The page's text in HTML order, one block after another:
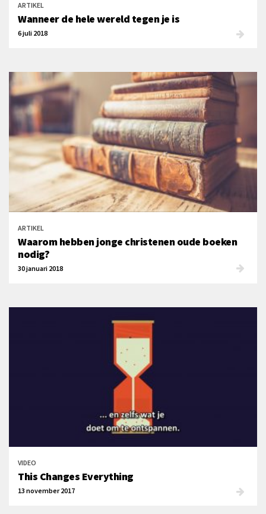
ARTIKEL
Wanneer de hele wereld tegen je is
6 juli 2018
ARTIKEL
Waarom hebben jonge christenen oude boeken
nodig?
30 januari 2018
VIDEO
This Changes Everything
13 november 2017